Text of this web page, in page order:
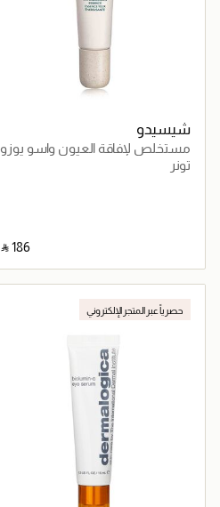
شيسيدو
مستخلص لإفاقة العيون واسو يوزو
سي
تونر
‎ ⃁ ⁦186⁩ ‎
جاري تحميل التفاصيل
حصرياً عبر المتجر الإلكتروني